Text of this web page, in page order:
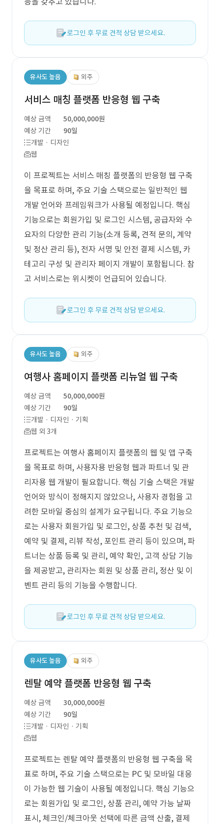
로그인 후 무료 견적 상담 받으세요.
유사도 높음 외주
서비스 매칭 플랫폼 반응형 웹 구축
예상 금액
50,000,000원
예상 기간
90일
개발 · 디자인
웹
이 프로젝트는 서비스 매칭 플랫폼의 반응형 웹 구축
을 목표로 하며, 주요 기술 스택으로는 일반적인 웹
개발 언어와 프레임워크가 사용될 예정입니다. 핵심
기능으로는 회원가입 및 로그인 시스템, 공급자와 수
요자의 다양한 관리 기능(소개 등록, 견적 문의, 계약
및 정산 관리 등), 전자 서명 및 안전 결제 시스템, 카
테고리 구성 및 관리자 페이지 개발이 포함됩니다. 참
고 서비스로는 위시켓이 언급되어 있습니다.
로그인 후 무료 견적 상담 받으세요.
유사도 높음 외주
여행사 홈페이지 플랫폼 리뉴얼 웹 구축
예상 금액
50,000,000원
예상 기간
90일
개발 · 디자인 · 기획
웹 외 3개
프로젝트는 여행사 홈페이지 플랫폼의 웹 및 앱 구축
을 목표로 하며, 사용자용 반응형 웹과 파트너 및 관
리자용 웹 개발이 필요합니다. 핵심 기술 스택은 개발
언어와 방식이 정해지지 않았으나, 사용자 경험을 고
려한 모바일 중심의 설계가 요구됩니다. 주요 기능으
로는 사용자 회원가입 및 로그인, 상품 추천 및 검색,
예약 및 결제, 리뷰 작성, 포인트 관리 등이 있으며, 파
트너는 상품 등록 및 관리, 예약 확인, 고객 상담 기능
을 제공받고, 관리자는 회원 및 상품 관리, 정산 및 이
벤트 관리 등의 기능을 수행합니다.
로그인 후 무료 견적 상담 받으세요.
유사도 높음 외주
렌탈 예약 플랫폼 반응형 웹 구축
예상 금액
30,000,000원
예상 기간
90일
개발 · 디자인 · 기획
웹
프로젝트는 렌탈 예약 플랫폼의 반응형 웹 구축을 목
표로 하며, 주요 기술 스택으로는 PC 및 모바일 대응
이 가능한 웹 기술이 사용될 예정입니다. 핵심 기능으
로는 회원가입 및 로그인, 상품 관리, 예약 가능 날짜
표시, 체크인/체크아웃 선택에 따른 금액 산출, 결제